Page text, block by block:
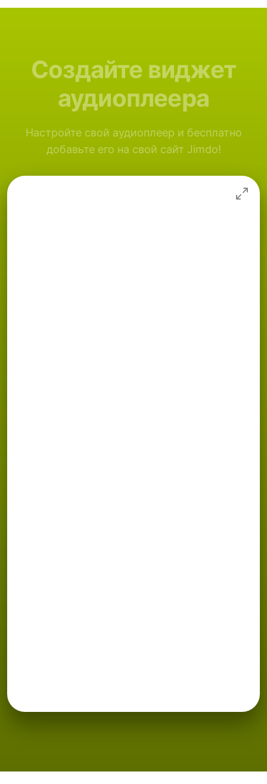
Создайте виджет
аудиоплеера
Настройте свой аудиоплеер и бесплатно
добавьте его на свой сайт Jimdo!